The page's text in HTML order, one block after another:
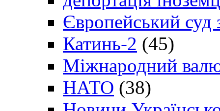
Європейський
Катинь-2 (45)
Міжнародний
НАТО (38)